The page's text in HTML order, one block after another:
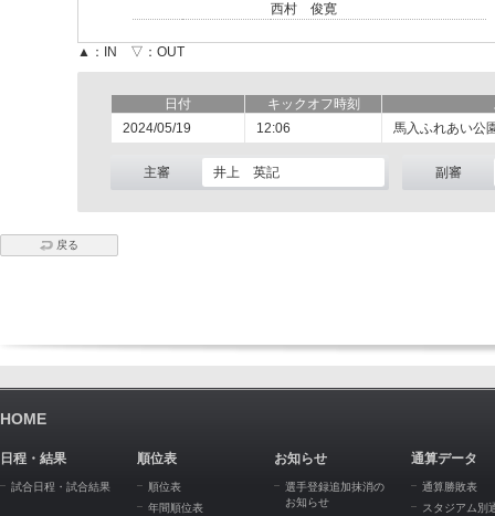
西村 俊寛
▲：IN ▽：OUT
日付 キックオフ時刻
2024/05/19
12:06 馬入ふれあい公
主審 井上 英記 副審
戻る
HOME
日程・結果
試合日程・試合結果
順位表
順位表
年間順位表
お知らせ
選手登録追加抹消の
お知らせ
通算データ
通算勝敗表
スタジアム別